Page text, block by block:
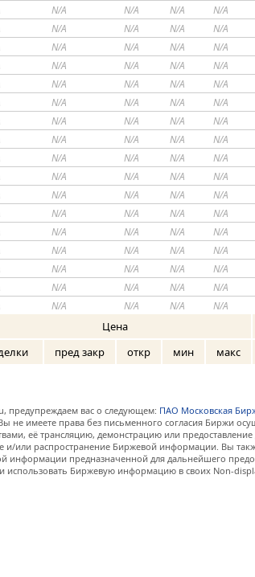
N/A N/A N/A N/A
N/A N/A N/A N/A
N/A N/A N/A N/A
N/A N/A N/A N/A
N/A N/A N/A N/A
N/A N/A N/A N/A
N/A N/A N/A N/A
N/A N/A N/A N/A
N/A N/A N/A N/A
N/A N/A N/A N/A
N/A N/A N/A N/A
N/A N/A N/A N/A
N/A N/A N/A N/A
N/A N/A N/A N/A
N/A N/A N/A N/A
N/A N/A N/A N/A
N/A N/A N/A N/A
Цена
пред закр откр мин макс
предупреждаем вас о следующем: ПАО Московская
не имеете права без письменного согласия Биржи
её трансляцию, демонстрацию или
и/или распространение Биржевой информации. Вы
предназначенной для дальнейшего
использовать Биржевую информацию в своих Non-